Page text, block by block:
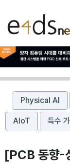
Physical AI
AIoT 특수
[PCB 동향-